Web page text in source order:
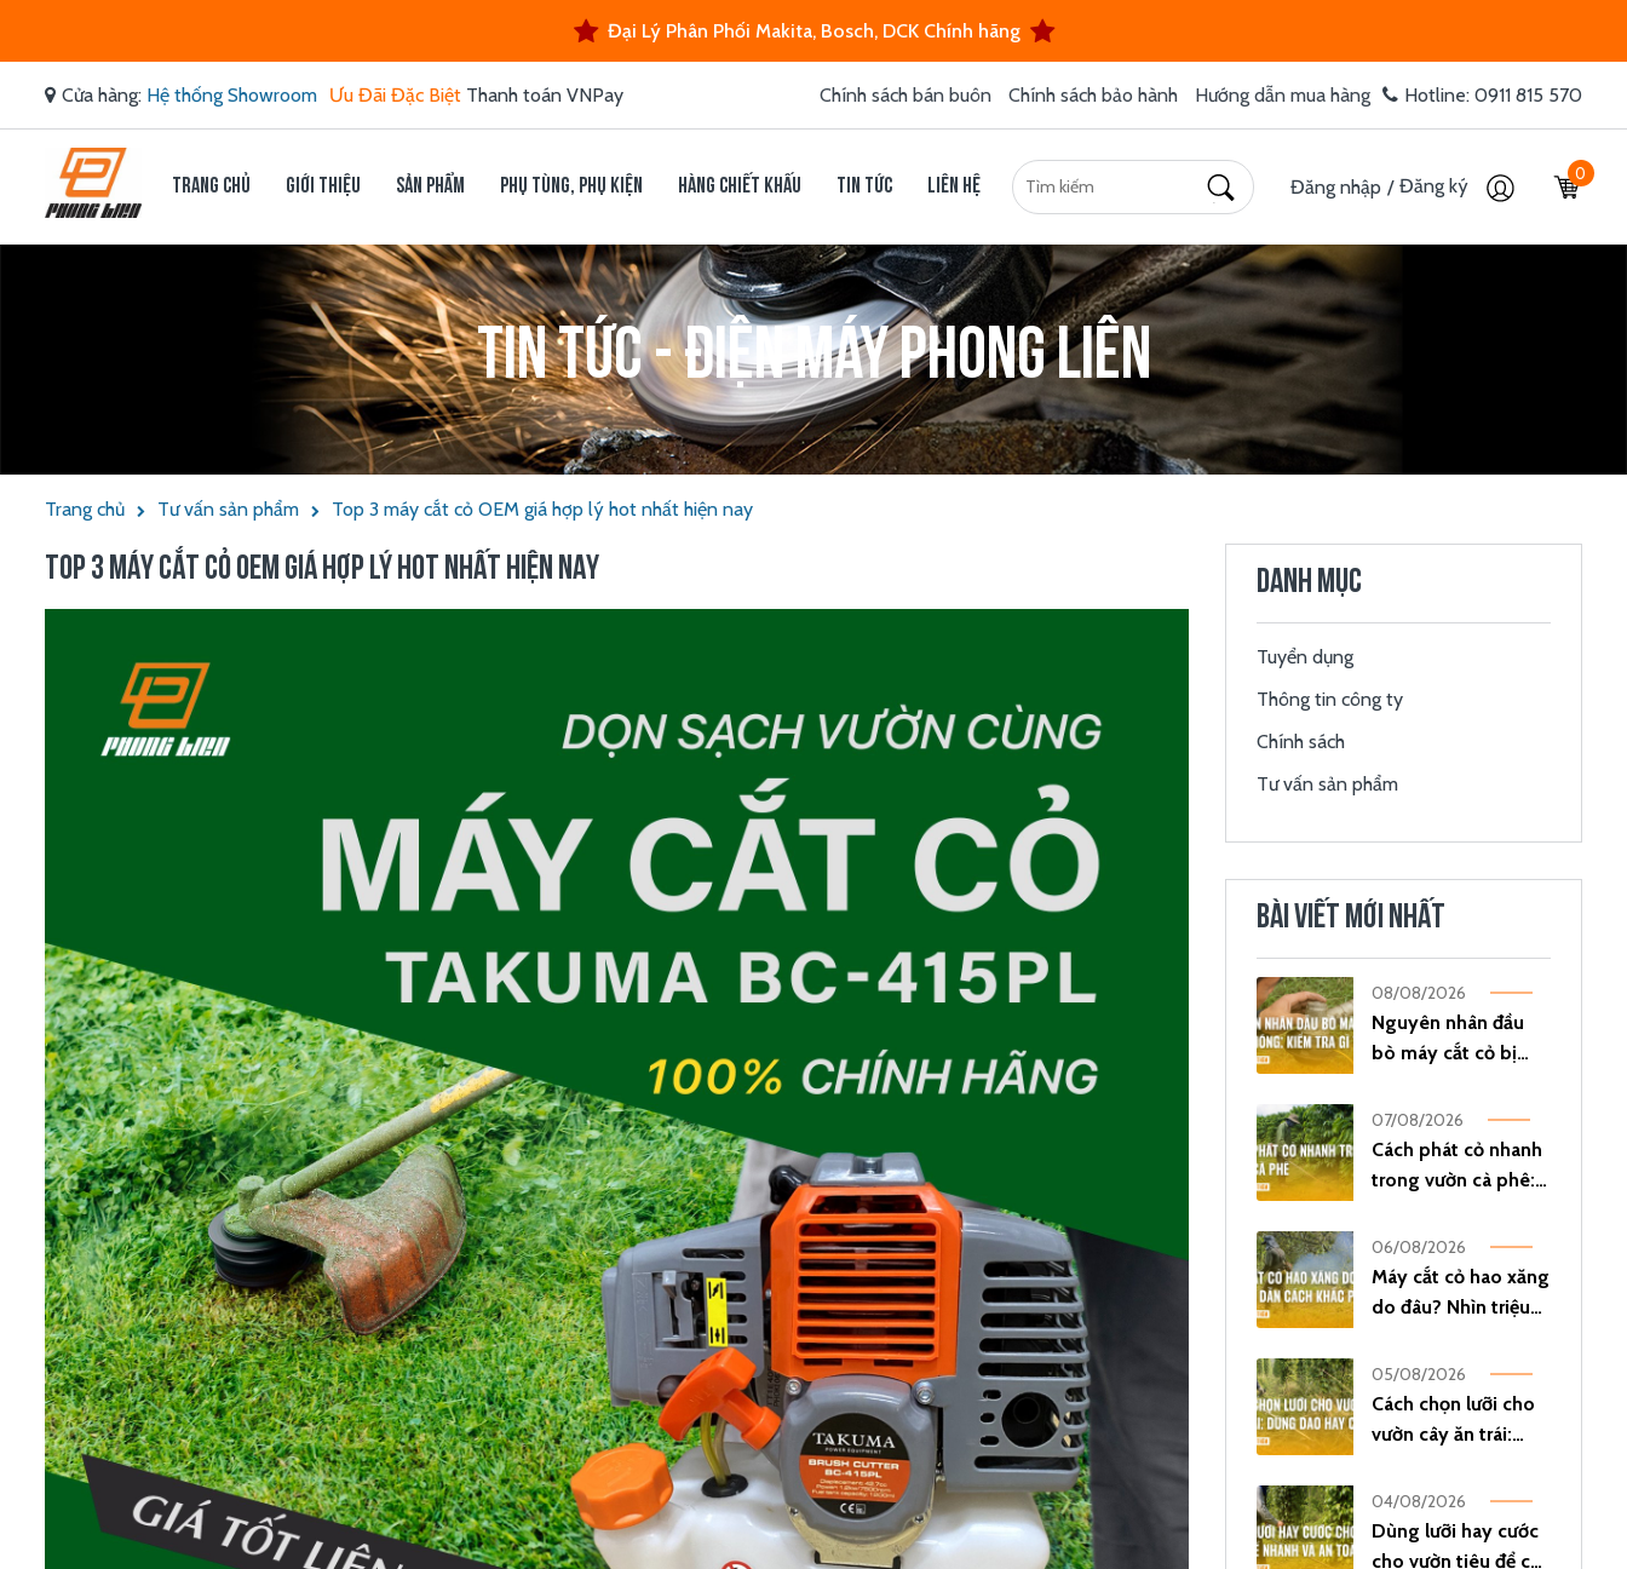
Đại Lý Phân Phối Makita, Bosch, DCK Chính hãng
Cửa hàng: Hệ thống Showroom Ưu Đãi Đặc Biệt Thanh toán VNPay Chính sách bán buôn Chính sách bảo hành Hướng dẫn mua hàng Hotline: 0911 815 570
Trang chủ Giới thiệu Sản phẩm Phụ tùng, phụ kiện Hàng chiết khấu Tin tức Liên hệ Đăng nhập / Đăng ký
0
Tin tức - Điện máy Phong Liên
Trang chủ Tư vấn sản phẩm Top 3 máy cắt cỏ OEM giá hợp lý hot nhất hiện nay
TOP 3 MÁY CẮT CỎ OEM GIÁ HỢP LÝ HOT NHẤT HIỆN NAY DANH MỤC
Tuyển dụng
Thông tin công ty
Chính sách
Tư vấn sản phẩm
BÀI VIẾT MỚI NHẤT
08/08/2026
Nguyên nhân đầu
bò máy cắt cỏ bị
đầu tiên?
07/08/2026
Cách phát cỏ nhanh
trong vườn cà phê:
phải phát lại?
06/08/2026
Máy cắt cỏ hao xăng
do đâu? Nhìn triệu
nguyên nhân!
05/08/2026
Cách chọn lưỡi cho
vườn cây ăn trái:
cước?
04/08/2026
Dùng lưỡi hay cước
cho vườn tiêu để cắt